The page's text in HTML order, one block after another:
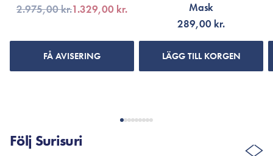
2.975,00 kr.1.329,00 kr.
FÅ AVISERING
Mask
289,00 kr.
LÄGG TILL KORGEN
Följ Surisuri